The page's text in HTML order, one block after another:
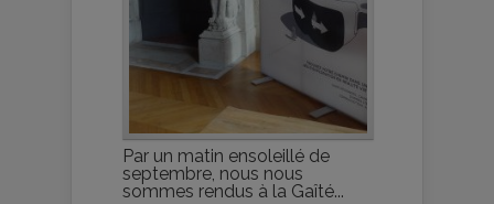
Par un matin ensoleillé de
septembre, nous nous
sommes rendus à la Gaîté...